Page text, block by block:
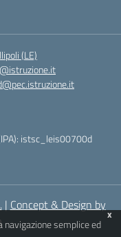
(LE)
istsc_leis00700d
| Concept & Design by
x
semplice ed